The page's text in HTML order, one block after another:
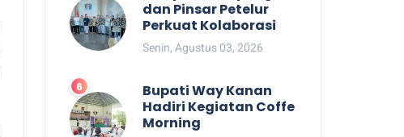
dan Pinsar Petelur
Perkuat Kolaborasi
Senin, Agustus 03, 2026
Bupati Way Kanan
Hadiri Kegiatan Coffe
Morning